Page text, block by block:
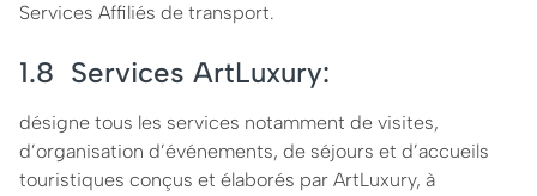
Services Affiliés de transport.
1.8 Services ArtLuxury:
désigne tous les services notamment de visites,
d’organisation d’événements, de séjours et d’accueils
touristiques conçus et élaborés par ArtLuxury, à